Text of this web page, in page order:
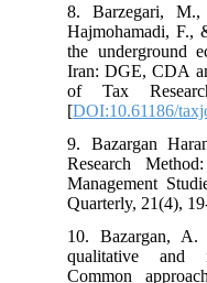
8. Barzegari,
Hajmohamadi,
the
Iran: DGE, CDA
of Tax
[DOI:10.61186/
9. Bazargan
Research
Management
Quarterly, 21(4),
10. Bazargan,
qualitative and
Common